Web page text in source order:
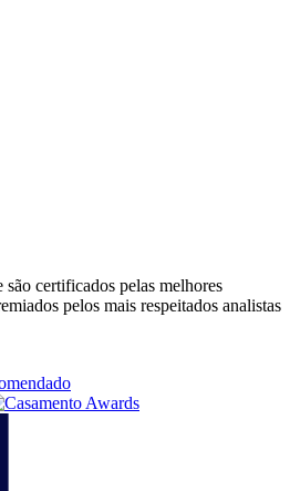
são certificados pelas melhores
pelos mais respeitados analistas